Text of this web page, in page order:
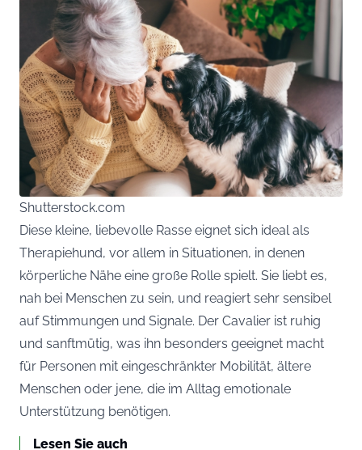
Shutterstock.com
Diese kleine, liebevolle Rasse eignet sich ideal als
Therapiehund, vor allem in Situationen, in denen
körperliche Nähe eine große Rolle spielt. Sie liebt es,
nah bei Menschen zu sein, und reagiert sehr sensibel
auf Stimmungen und Signale. Der Cavalier ist ruhig
und sanftmütig, was ihn besonders geeignet macht
für Personen mit eingeschränkter Mobilität, ältere
Menschen oder jene, die im Alltag emotionale
Unterstützung benötigen.
Lesen Sie auch